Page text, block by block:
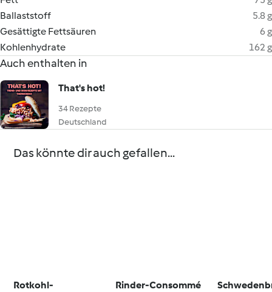
Ballaststoff
5.8 g
Gesättigte Fettsäuren
6 g
Kohlenhydrate
162 g
Auch enthalten in
That's hot!
34 Rezepte
Deutschland
Das könnte dir auch gefallen...
Rotkohl-
Rinder-Consommé